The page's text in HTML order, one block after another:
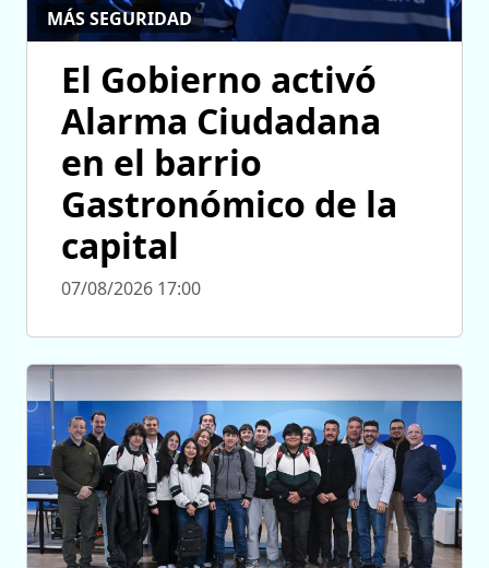
MÁS SEGURIDAD
El Gobierno activó
Alarma Ciudadana
en el barrio
Gastronómico de la
capital
07/08/2026 17:00